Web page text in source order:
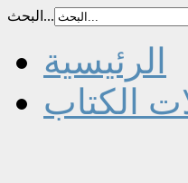
البحث...
الرئيسية
الكتاب